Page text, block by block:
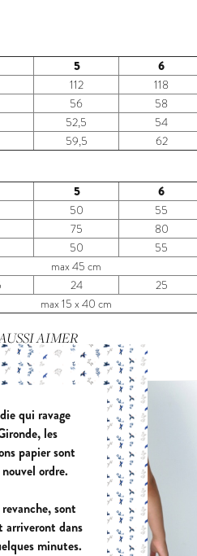
5 6
112 118
56 58
52,5 54
59,5 62
5 6
50 55
75 80
50 55
max 45 cm
24 25
max 15 x 40 cm
AIMER
qui ravage
les
papier sont
ordre.
sont
arriveront dans
minutes.